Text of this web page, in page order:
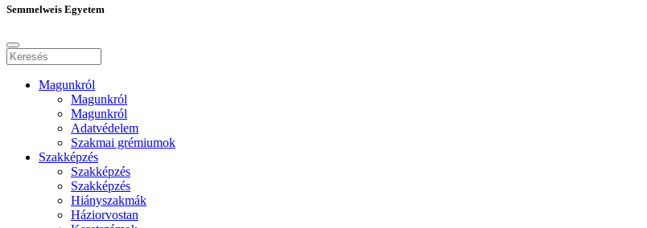
Semmelweis Egyetem
Magunkról
Magunkról
Magunkról
Adatvédelem
Szakmai grémiumok
Szakképzés
Szakképzés
Szakképzés
Hiányszakmák
Háziorvostan